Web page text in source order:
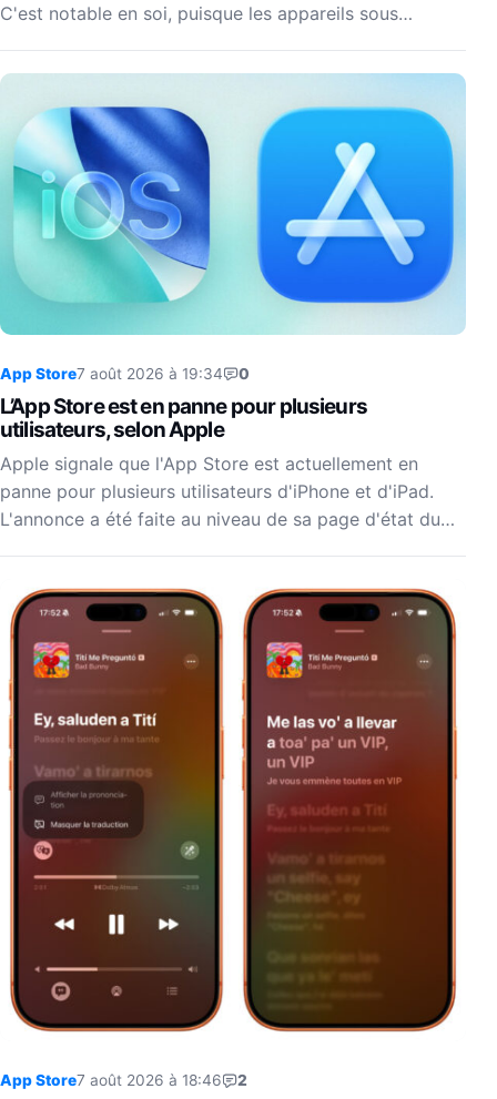
C'est notable en soi, puisque les appareils sous…
App Store7 août 2026 à 19:34 0
L’App Store est en panne pour plusieurs
utilisateurs, selon Apple
Apple signale que l'App Store est actuellement en
panne pour plusieurs utilisateurs d'iPhone et d'iPad.
L'annonce a été faite au niveau de sa page d'état du…
App Store7 août 2026 à 18:46 2